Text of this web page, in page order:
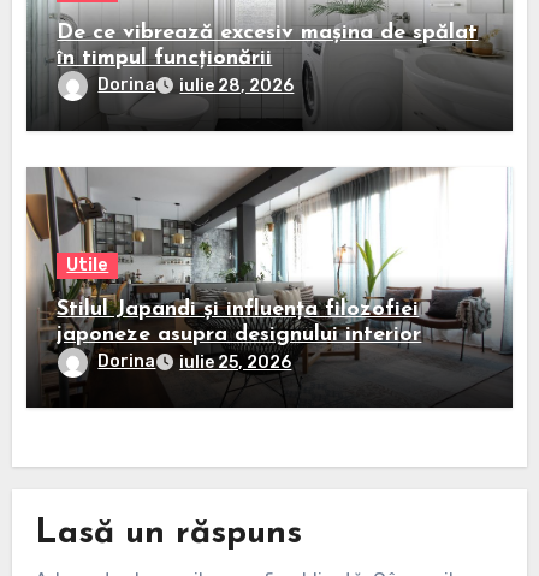
De ce vibrează excesiv mașina de spălat
în timpul funcționării
Dorina iulie 28, 2026
Utile
Stilul Japandi și influența filozofiei
japoneze asupra designului interior
Dorina iulie 25, 2026
Lasă un răspuns